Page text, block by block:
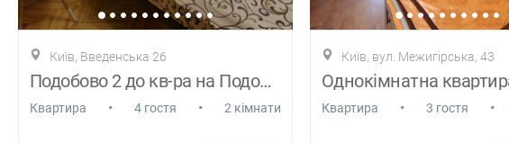
Київ, Введенська 26
Подобово 2 до кв-ра на Подолі, метро 5 м
Квартира • 4 гостя • 2 кімнати
Київ, вул. Межигірська, 43
Квартира • 3 гостя •